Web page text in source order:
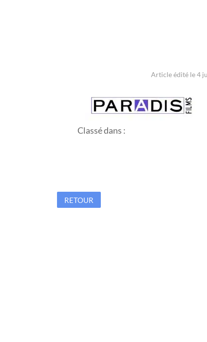
Article édité le 4
Classé dans :
RETOUR